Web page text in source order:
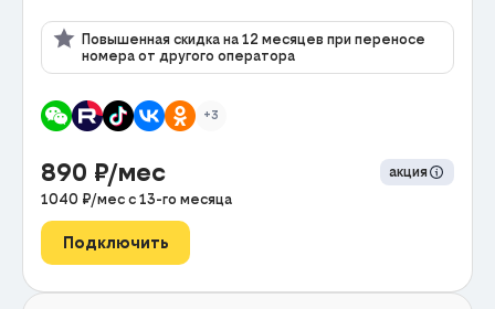
Повышенная скидка на 12 месяцев при переносе
номера от другого оператора
+3
890 ₽/мес
акция
1040 ₽/мес с 13-го месяца
Подключить